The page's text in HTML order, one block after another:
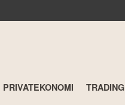
PRIVATEKONOMI TRADING